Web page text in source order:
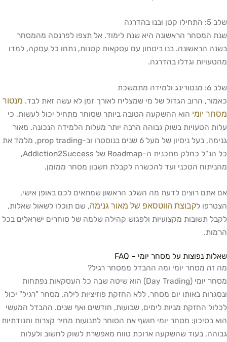
שלב 5: התחילו קטן ובנו בהדרגה
שנת המסחר הראשונה היא שנת לימוד. אל תצפו לפרנסה מהמסחר
בשנה הראשונה. בנו ביטחון עם עסקאות קטנות, נתחו כל עסקה, למדו
מהטעויות וגדלו בהדרגה.
שלב 6: מנטורינג ולמידה מתמשכת
כאמור, הרוב הגדול של מי שמצליח לאורך זמן לא עשה זאת לבד. מנטור
מסחר יומי הוא ההשקעה הטובה ביותר שסוחר מתחיל יכול לעשות, כי
עלות הטעויות בשוק גבוהה הרבה יותר מעלות הלמידה הנכונה. מאור
גנימה, בעל ניסיון של מעל 6 שנים בנוסטרו וב-prop trading, מלמד את
כל הנ"ל כחלק מתכנית ה-Roadmap של Addiction2Success,
מהניתוח הטכני ועד להכשרה לקבלת חשבון מסחר ממומן.
אם אתם רוצים לדעת מה השלב הראשון שמתאים לכם באופן אישי,
הצטרפו לקבוצת הווטסאפ של מאור גנימה, שם תוכלו לשאול שאלות,
לקבל תשובות מקצועיות ולפגוש קהילה שלמה של סוחרים ישראלים בכל
הרמות.
שאלות נפוצות על מסחר יומי – FAQ
מה זה מסחר יומי ומה ההבדל ממסחר רגיל?
מסחר יומי (Day Trading) הוא שיטה שבה כל העסקאות נפתחות
ונסגרות באותו יום מסחר, ללא החזקת פוזיציות לילה. מסחר "רגיל" יכול
לכלול החזקת מניות לימים, שבועות, חודשים ואף שנים. ההבדל המעשי
הוא בסיכון: מסחר יומי חושף את הסוחר לתנועות מחיר קצרות ותנודתיות
גבוהה, בעוד שהשקעה ארוכת טווח מאפשרת לשוק לחשוב ולעלות